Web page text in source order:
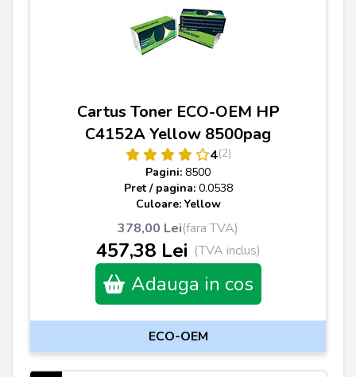
Cartus Toner ECO-OEM HP
C4152A Yellow 8500pag
4(2)
Pagini: 8500
Pret / pagina: 0.0538
Culoare: Yellow
378,00 Lei(fara TVA)
457,38 Lei (TVA inclus)
Adauga in cos
ECO-OEM